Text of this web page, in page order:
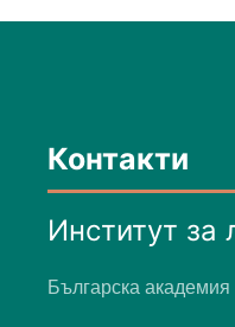
Контакти
Институт за
Българска академия